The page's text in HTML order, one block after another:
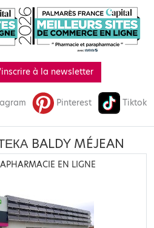
à la newsletter
Pinterest Tiktok
BALDY MÉJEAN
EN LIGNE